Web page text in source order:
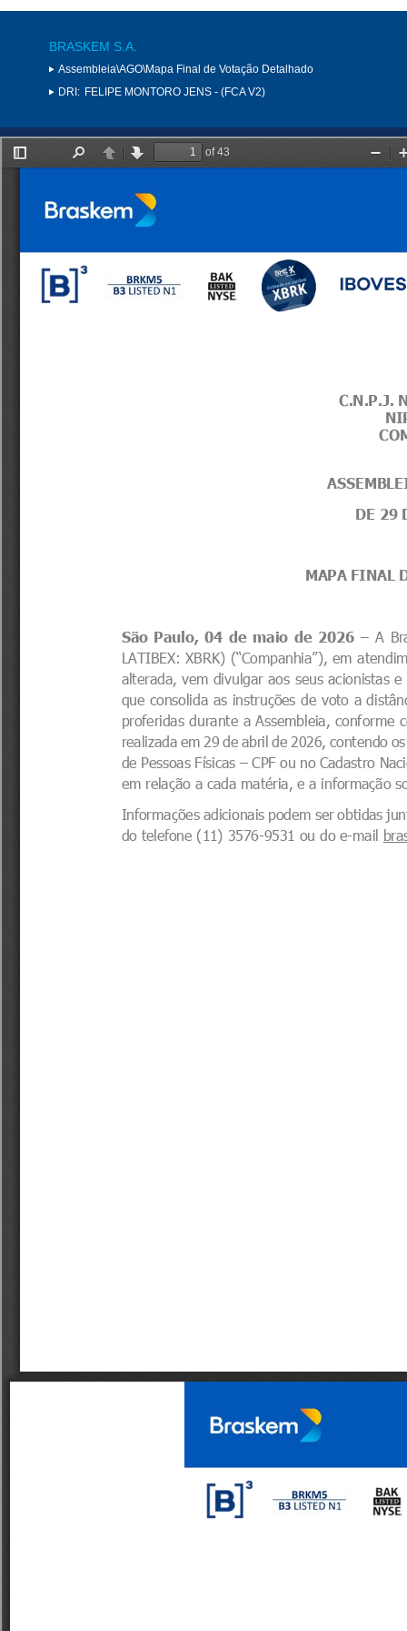
BRASKEM S.A.
Assembleia\AGO\Mapa Final de Votação Detalhado
DRI: FELIPE MONTORO JENS - (FCA V2)